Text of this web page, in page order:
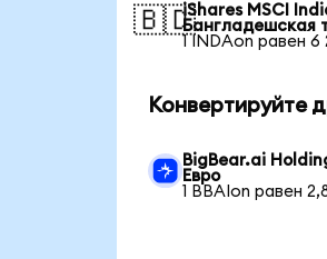
🇧🇩iShares MSCI
Бангладешская
1 INDAon равен 6
Конвертируйте
BigBear.ai
Евро
1 BBAIon равен